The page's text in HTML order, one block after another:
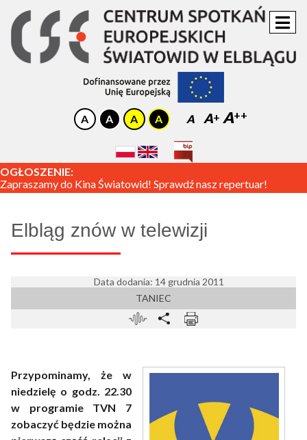
A A A
OGŁOSZENIE:
Zapraszamy do Kina Światowid! Sprawdź nasz repertuar!
Elbląg znów w telewizji
Data dodania: 14 grudnia 2011
TANIEC
Przypominamy, że w
niedzielę o godz. 22.30
w programie TVN 7
zobaczyć będzie można